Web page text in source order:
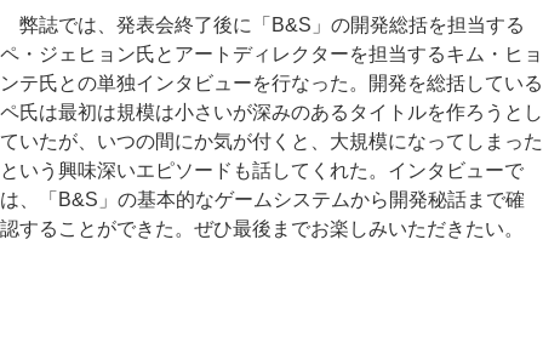
弊誌では、発表会終了後に「B&S」の開発総括を担当する
ペ・ジェヒョン氏とアートディレクターを担当するキム・ヒョ
ンテ氏との単独インタビューを行なった。開発を総括している
ペ氏は最初は規模は小さいが深みのあるタイトルを作ろうとし
ていたが、いつの間にか気が付くと、大規模になってしまった
という興味深いエピソードも話してくれた。インタビューで
は、「B&S」の基本的なゲームシステムから開発秘話まで確
認することができた。ぜひ最後までお楽しみいただきたい。